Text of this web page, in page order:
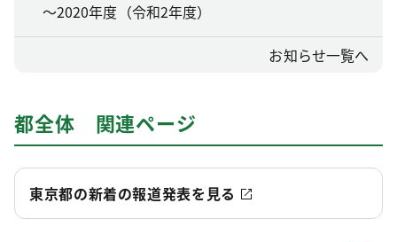
～2020年度（令和2年度）
お知らせ一覧へ
都全体 関連ページ
東京都の新着の報道発表を見る